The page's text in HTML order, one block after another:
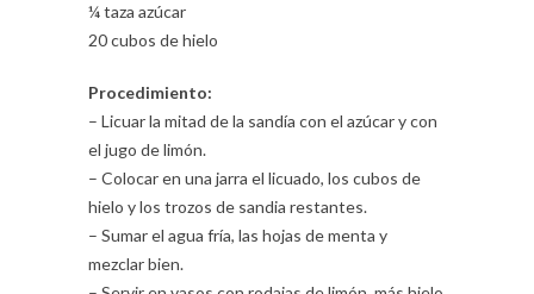
¼ taza azúcar
20 cubos de hielo
Procedimiento:
– Licuar la mitad de la sandía con el azúcar y con
el jugo de limón.
– Colocar en una jarra el licuado, los cubos de
hielo y los trozos de sandia restantes.
– Sumar el agua fría, las hojas de menta y
mezclar bien.